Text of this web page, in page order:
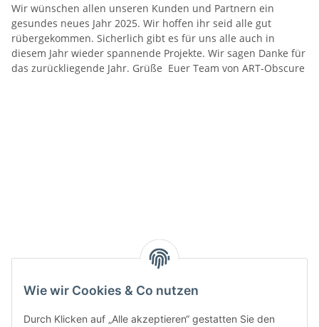
Wie wir Cookies & Co nutzen
Durch Klicken auf „Alle akzeptieren“ gestatten Sie den
Wir wünschen allen unseren Kunden und Partnern ein
gesundes neues Jahr 2025. Wir hoffen ihr seid alle gut
rübergekommen. Sicherlich gibt es für uns alle auch in
diesem Jahr wieder spannende Projekte. Wir sagen Danke für
das zurückliegende Jahr. Grüße Euer Team von ART-Obscure